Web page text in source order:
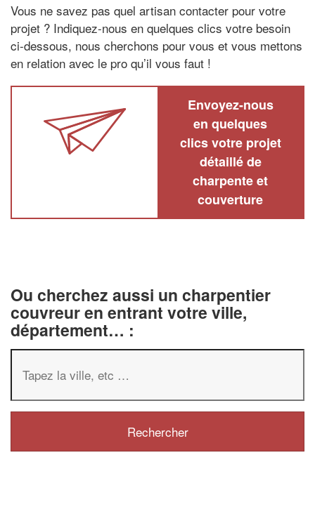
Vous ne savez pas quel artisan contacter pour votre
projet ? Indiquez-nous en quelques clics votre besoin
ci-dessous, nous cherchons pour vous et vous mettons
en relation avec le pro qu’il vous faut !
Envoyez-nous
en quelques
clics votre projet
détaillé de
charpente et
couverture
Ou cherchez aussi un charpentier
couvreur en entrant votre ville,
département… :